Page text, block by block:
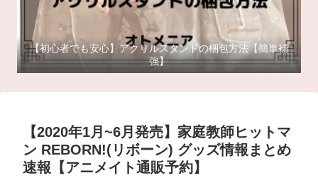
【初心者でも安心】アクリルスタンドの梱包方法【簡単補
強】
【2020年1月~6月発売】家庭教師ヒットマ
ン REBORN!(リボーン) グッズ情報まとめ
速報【アニメイト通販予約】